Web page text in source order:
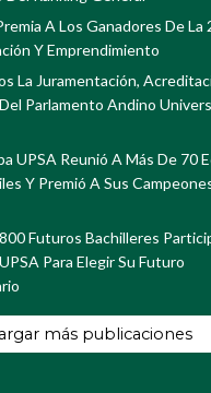
A Los Ganadores De La
Y Emprendimiento
La Juramentación,
Parlamento Andino
UPSA Reunió A Más De 70
Y Premió A Sus
Futuros Bachilleres
Para Elegir Su Futuro
más publicaciones